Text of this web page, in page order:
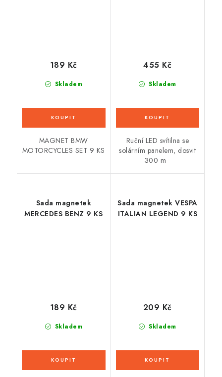
Skladem
189 Kč
MAGNET BMW
MOTORCYCLES SET 9 KS
Skladem
455 Kč
Ruční LED svítilna se
solárním panelem, dosvit
300 m
Sada magnetek
MERCEDES BENZ 9 KS
Skladem
189 Kč
Sada magnetek VESPA
ITALIAN LEGEND 9 KS
Skladem
209 Kč